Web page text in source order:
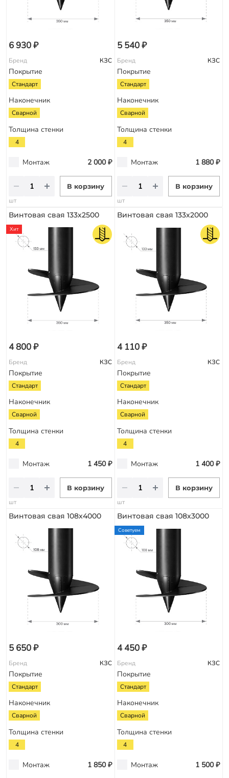
6 930 ₽
Бренд КЗС
Покрытие
Стандарт
Наконечник
Сварной
Толщина стенки
4
Монтаж 2 000 ₽
В корзину
шт
5 540 ₽
Бренд КЗС
Покрытие
Стандарт
Наконечник
Сварной
Толщина стенки
4
Монтаж 1 880 ₽
В корзину
шт
Винтовая свая 133х2500
Хит
4 800 ₽
Бренд КЗС
Покрытие
Стандарт
Наконечник
Сварной
Толщина стенки
4
Монтаж 1 450 ₽
В корзину
шт
Винтовая свая 133х2000
4 110 ₽
Бренд КЗС
Покрытие
Стандарт
Наконечник
Сварной
Толщина стенки
4
Монтаж 1 400 ₽
В корзину
шт
Винтовая свая 108х4000
5 650 ₽
Бренд КЗС
Покрытие
Стандарт
Наконечник
Сварной
Толщина стенки
4
Монтаж 1 850 ₽
Винтовая свая 108х3000
Советуем
4 450 ₽
Бренд КЗС
Покрытие
Стандарт
Наконечник
Сварной
Толщина стенки
4
Монтаж 1 500 ₽